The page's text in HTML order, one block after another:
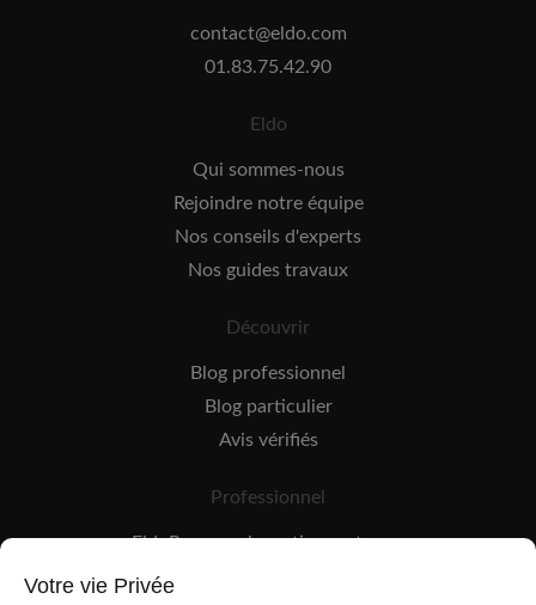
contact@eldo.com
01.83.75.42.90
Eldo
Qui sommes-nous
Rejoindre notre équipe
Nos conseils d'experts
Nos guides travaux
Découvrir
Blog professionnel
Blog particulier
Avis vérifiés
Professionnel
EldoPro pour les artisans et pros
EldoNetwork pour les réseaux, marques et industriels
Votre vie Privée